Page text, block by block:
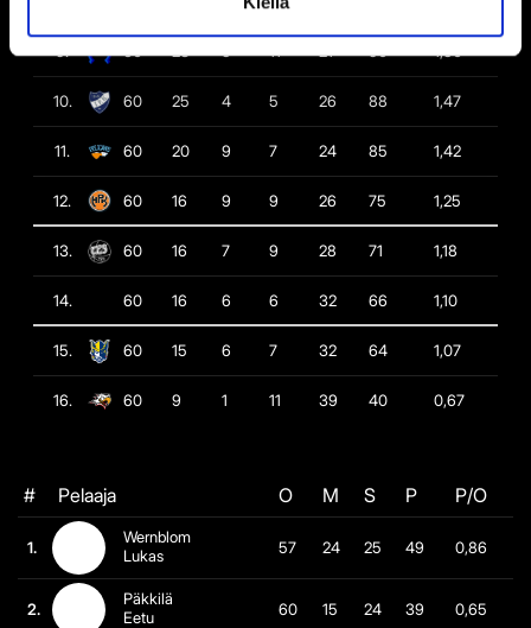
9. 60 23 5 11 21 90 1,50
10. 60 25 4 5 26 88 1,47
11. 60 20 9 7 24 85 1,42
12. 60 16 9 9 26 75 1,25
13. 60 16 7 9 28 71 1,18
14. 60 16 6 6 32 66 1,10
15. 60 15 6 7 32 64 1,07
16. 60 9 1 11 39 40 0,67
# Pelaaja O M S P P/O
1.
Wernblom
Lukas
57 24 25 49 0,86
2.
Päkkilä
Eetu
60 15 24 39 0,65